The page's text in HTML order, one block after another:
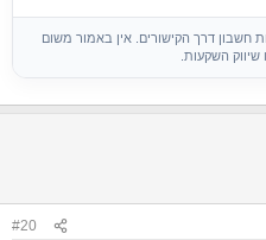
חשבון דרך הקישורים. אין באמור משום
שיווק השקעות.
#20